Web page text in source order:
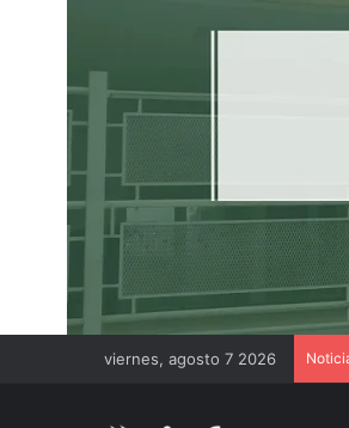
viernes, agosto 7 2026